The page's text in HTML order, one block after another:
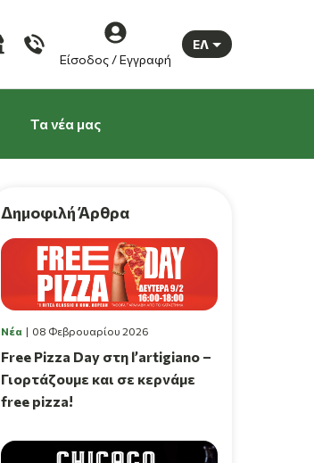
Είσοδος / Εγγραφή
ΕΛ
Τα νέα μας
Δημοφιλή Άρθρα
Νέα 08 Φεβρουαρίου 2026
Free Pizza Day στη l’artigiano –
Γιορτάζουμε και σε κερνάμε
free pizza!